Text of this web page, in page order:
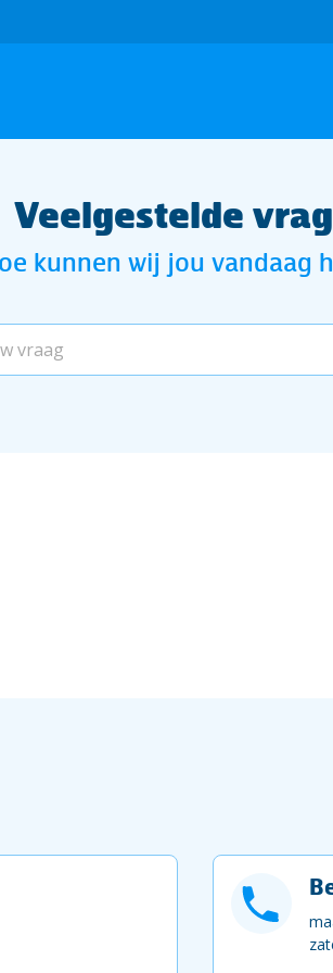
Veelgestelde
kunnen wij jou vandaag